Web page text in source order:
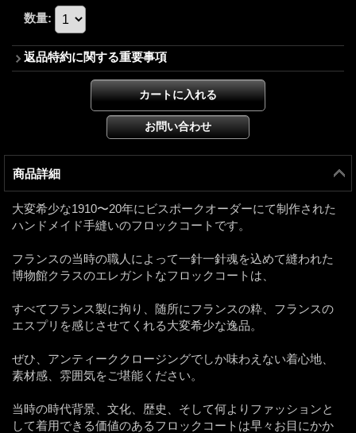
数量:
返品特約に関する重要事項
商品詳細
大変希少な1910〜20年にビスポークオーダーにて制作された
ハンドメイド手縫いのフロックコートです。
フランスの当時の職人によって一針一針魂を込めて縫われた
博物館クラスのエレガントなフロックコートは、
すべてフランス製に拘り、随所にフランスの粋、フランスの
エスプリを感じさせてくれる大変希少な逸品。
ぜひ、アンティーククロージングでしか味わえない着心地、
素材感、雰囲気をご堪能ください。
当時の時代背景、文化、歴史、そして何よりファッションと
して着用できる価値のあるフロックコートは早々お目にかか